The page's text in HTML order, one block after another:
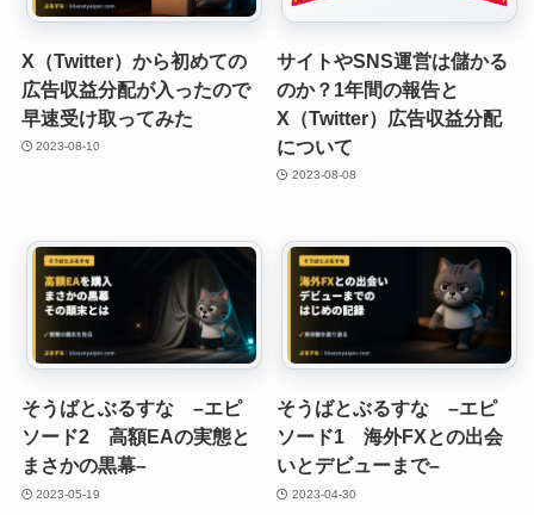
X（Twitter）から初めての
広告収益分配が入ったので
早速受け取ってみた
2023-08-10
サイトやSNS運営は儲かる
のか？1年間の報告と
X（Twitter）広告収益分配
について
2023-08-08
そうばとぶるすな –エピ
ソード2 高額EAの実態と
まさかの黒幕–
2023-05-19
そうばとぶるすな –エピ
ソード1 海外FXとの出会
いとデビューまで–
2023-04-30